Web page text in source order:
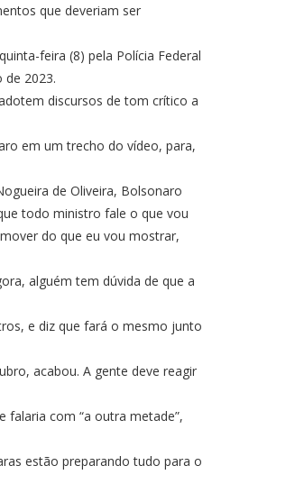
que deveriam ser
feira (8) pela Polícia Federal
2023.
discursos de tom crítico a
em um trecho do vídeo, para,
de Oliveira, Bolsonaro
todo ministro fale o que vou
do que eu vou mostrar,
alguém tem dúvida de que a
e diz que fará o mesmo junto
acabou. A gente deve reagir
com “a outra metade”,
estão preparando tudo para o